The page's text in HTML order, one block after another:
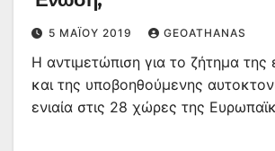
5 ΜΑΪ́ΟΥ 2019 GEOATHANAS
Η αντιμετώπιση για το ζήτημα της
και της υποβοηθούμενης
ενιαία στις 28 χώρες της